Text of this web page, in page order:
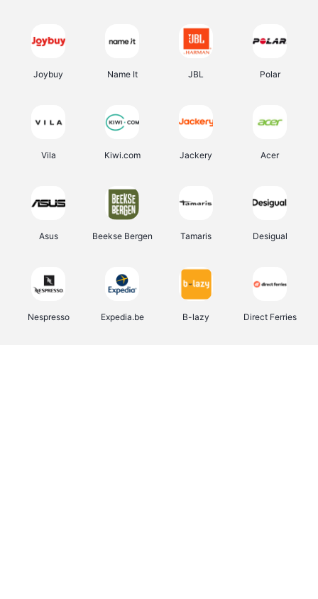
Joybuy Name It JBL Polar
Vila Kiwi.com Jackery Acer
Asus Beekse Bergen Tamaris Desigual
Nespresso Expedia.be B-lazy Direct Ferries